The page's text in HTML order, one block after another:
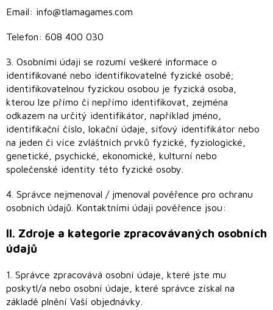
nebo
LEGO®
Knihy, RPG
a
gamebooky
Venkovní
hry
Modely,
a puzzle
Magic
The
Email: info@tlamagames.com
Telefon: 608 400 030
3. Osobními údaji se rozumí veškeré informace o
identifikované nebo identifikovatelné fyzické osobě;
identifikovatelnou fyzickou osobou je fyzická osoba,
kterou lze přímo či nepřímo identifikovat, zejména
odkazem na určitý identifikátor, například jméno,
identifikační číslo, lokační údaje, síťový identifikátor nebo
na jeden či více zvláštních prvků fyzické, fyziologické,
genetické, psychické, ekonomické, kulturní nebo
společenské identity této fyzické osoby.
4. Správce nejmenoval / jmenoval pověřence pro ochranu
osobních údajů. Kontaktními údaji pověřence jsou:
II. Zdroje a kategorie zpracovávaných osobních
údajů
1. Správce zpracovává osobní údaje, které jste mu
poskytl/a nebo osobní údaje, které správce získal na
základě plnění Vaší objednávky.